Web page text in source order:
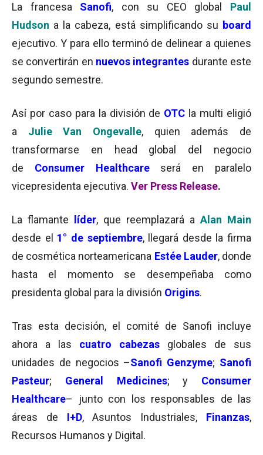
La francesa Sanofi, con su CEO global Paul
Hudson a la cabeza, está simplificando su board
ejecutivo. Y para ello terminó de delinear a quienes
se convertirán en nuevos integrantes durante este
segundo semestre.
Así por caso para la división de OTC la multi eligió
a Julie Van Ongevalle, quien además de
transformarse en head global del negocio
de Consumer Healthcare será en paralelo
vicepresidenta ejecutiva. Ver Press Release.
La flamante líder, que reemplazará a Alan Main
desde el 1° de septiembre, llegará desde la firma
de cosmética norteamericana Estée Lauder, donde
hasta el momento se desempeñaba como
presidenta global para la división Origins.
Tras esta decisión, el comité de Sanofi incluye
ahora a las cuatro cabezas
globales de sus
unidades de negocios –Sanofi Genzyme; Sanofi
Pasteur; General Medicines; y Consumer
Healthcare– junto con los responsables de las
áreas de I+D, Asuntos Industriales, Finanzas,
Recursos Humanos y Digital.